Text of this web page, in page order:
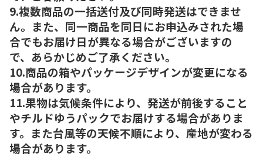
9.複数商品の一括送付及び同時発送はできませ
ん。また、同一商品を同日にお申込みされた場
合でもお届け日が異なる場合がございますの
で、あらかじめご了承ください。
10.商品の箱やパッケージデザインが変更になる
場合があります。
11.果物は気候条件により、発送が前後すること
やチルドゆうパックでお届けする場合がありま
す。また台風等の天候不順により、産地が変わる
場合があります。